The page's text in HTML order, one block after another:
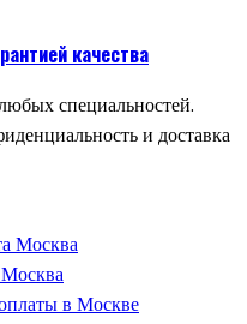
качества
специальностей.
и доставка
Москва
в Москве